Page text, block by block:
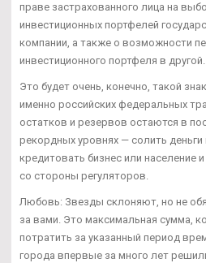
праве застрахованного лица на
инвестиционных портфелей
компании, а также о возможности
инвестиционного портфеля в другой.
Это будет очень, конечно, такой
именно российских федеральных
остатков и резервов остаются в
рекордных уровнях — солить деньги
кредитовать бизнес или население
со стороны регуляторов.
Любовь: Звезды склоняют, но не
за вами. Это максимальная сумма,
потратить за указанный период
города впервые за много лет